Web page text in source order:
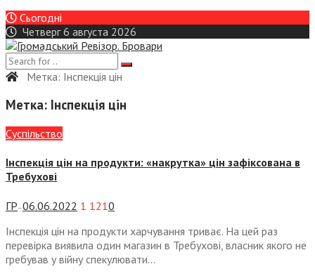
Сьогодні
Четверг 6 августа 2026
Метка: Інспекція цін
Метка: Інспекція цін
Суспiльство
Інспекція цін на продукти: «накрутка» цін зафіксована в
Требухові
ГР —06.06.2022 1 1210
Інспекція цін на продукти харчування триває. На цей раз
перевірка виявила один магазин в Требухові, власник якого не
гребував у війну спекулювати...